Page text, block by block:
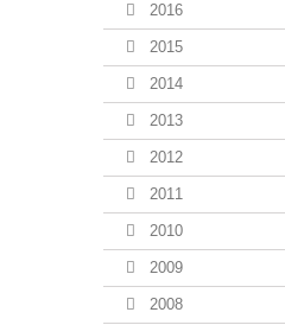
2016
2015
2014
2013
2012
2011
2010
2009
2008